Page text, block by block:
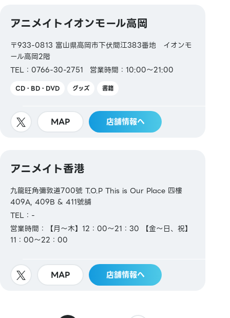
アニメイトイオンモール高岡
〒933-0813 富山県高岡市下伏間江383番地 イオンモ
ール高岡2階
TEL：0766-30-2751
営業時間：10:00～21:00
CD・BD・DVD グッズ 書籍
MAP 店舗情報へ
アニメイト香港
九龍旺角彌敦道700號 T.O.P This is Our Place 四樓
409A, 409B & 411號舖
TEL：-
営業時間：【月～木】12：00～21：30 【金～日、祝】
11：00～22：00
MAP 店舗情報へ